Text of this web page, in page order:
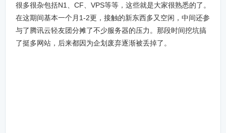
很多很杂包括N1、CF、VPS等等，这些就是大家很熟悉的了。
在这期间基本一个月1-2更，接触的新东西多又空闲，中间还参
与了腾讯云轻友团分摊了不少服务器的压力。那段时间挖坑搞
了挺多网站，后来都因为企划废弃逐渐被丢掉了。